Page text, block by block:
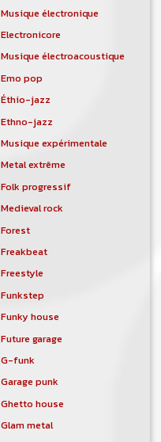
Musique électronique
Electronicore
Musique électroacoustique
Emo pop
Éthio-jazz
Ethno-jazz
Musique expérimentale
Metal extrême
Folk progressif
Medieval rock
Forest
Freakbeat
Freestyle
Funkstep
Funky house
Future garage
G-funk
Garage punk
Ghetto house
Glam metal